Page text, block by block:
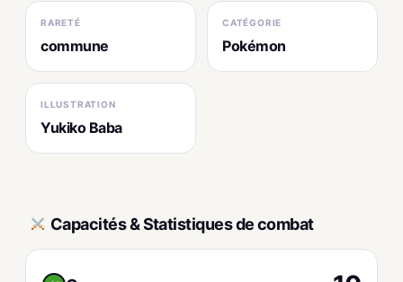
RARETÉ
commune
CATÉGORIE
Pokémon
ILLUSTRATION
Yukiko Baba
Capacités & Statistiques de combat